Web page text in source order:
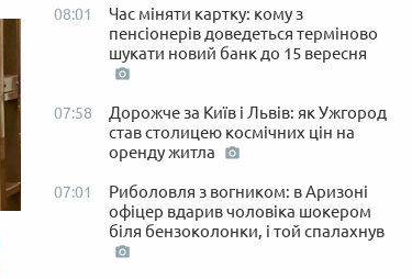
08:01
Час міняти картку: кому з
пенсіонерів доведеться терміново
шукати новий банк до 15 вересня
07:58
Дорожче за Київ і Львів: як Ужгород
став столицею космічних цін на
оренду житла
07:01
Риболовля з вогником: в Аризоні
офіцер вдарив чоловіка шокером
біля бензоколонки, і той спалахнув